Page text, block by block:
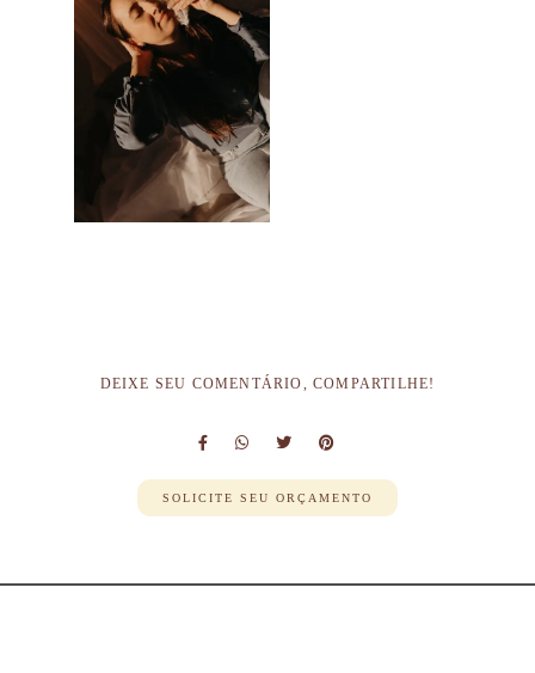
DEIXE SEU COMENTÁRIO, COMPARTILHE!
SOLICITE SEU ORÇAMENTO